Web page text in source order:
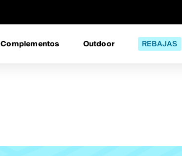
Complementos Outdoor REBAJAS